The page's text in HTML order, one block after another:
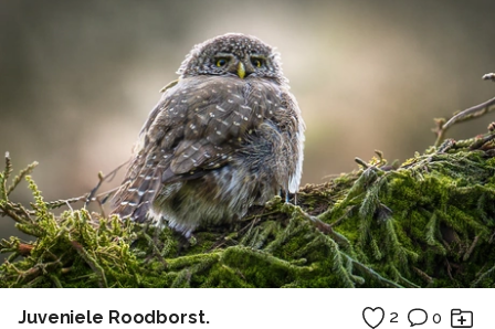
Juveniele Roodborst. 2 0